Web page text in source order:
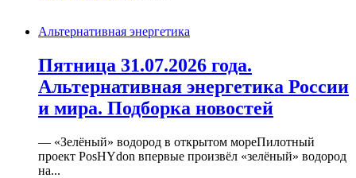
Альтернативная энергетика
Пятница 31.07.2026 года.
Альтернативная энергетика России
и мира. Подборка новостей
— «Зелёный» водород в открытом мореПилотный
проект PosHYdon впервые произвёл «зелёный» водород
на...